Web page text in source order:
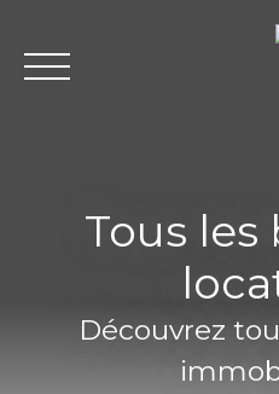
Tous les
Découvrez